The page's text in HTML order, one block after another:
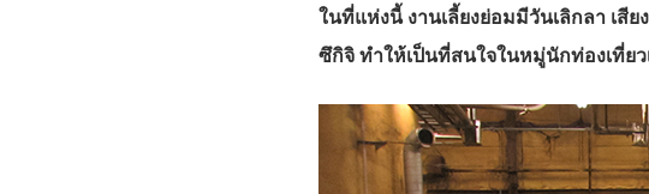
ในที่แห่งนี้ งานเลี้ยงย่อมมีวันเลิกลา เ
ซึกิจิ ทำให้เป็นที่สนใจในหมู่นักท่องเที่ย